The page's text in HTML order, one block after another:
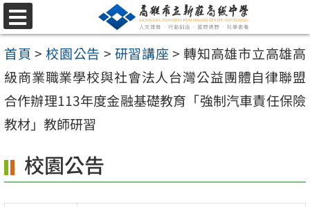
跳
至
主
要
內
容
選
單
首頁 > 校園公告 > 研習講座 > 轉知高雄市立高雄高
級商業職業學校與社會法人台灣公益團體自律聯盟
合作辦理113年度金融基礎教育「強制汽車責任保險
教材」教師研習
校園公告